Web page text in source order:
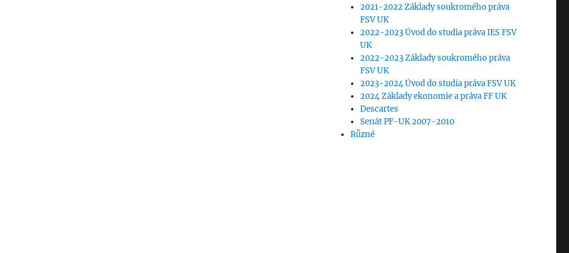
2021-2022 Základy soukromého práva
FSV UK
2022-2023 Úvod do studia práva IES FSV
UK
2022-2023 Základy soukromého práva
FSV UK
2023-2024 Úvod do studia práva FSV UK
2024 Základy ekonomie a práva FF UK
Descartes
Senát PF-UK 2007-2010
Různé